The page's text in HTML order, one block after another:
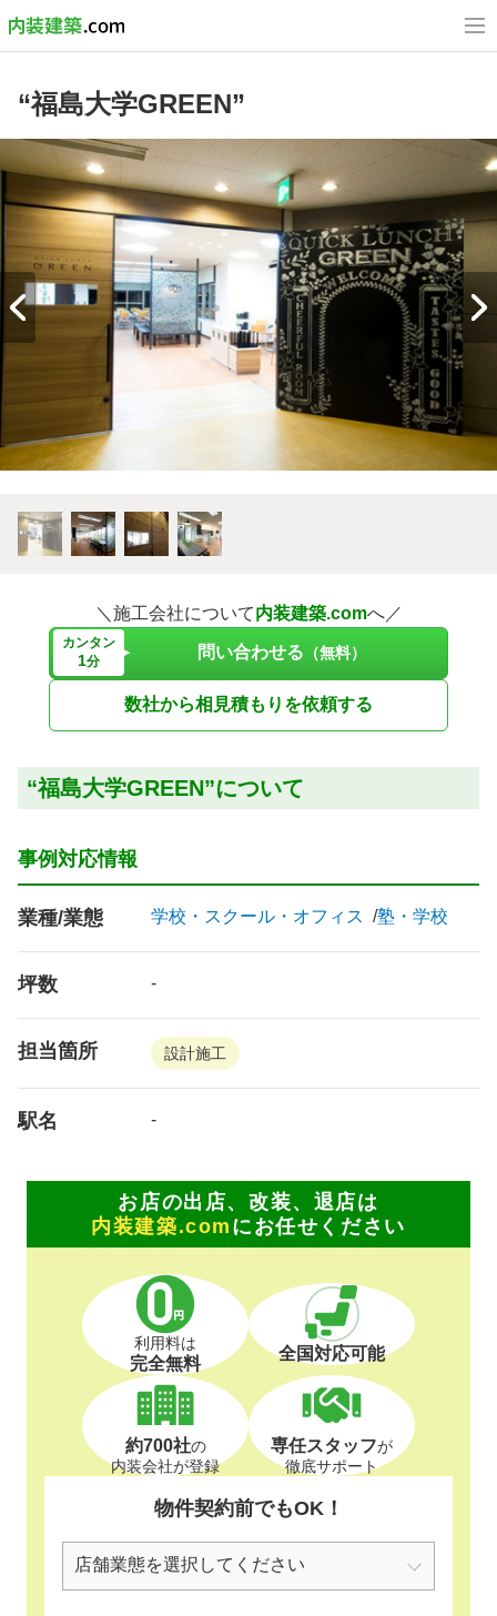
“福島大学GREEN”
＼施工会社について内装建築.comへ／
カンタン
1分 問い合わせる （無料）
数社から相見積もりを依頼する
“福島大学GREEN”について
事例対応情報
業種/業態 学校・スクール・オフィス 塾・学校
坪数 -
担当箇所 設計施工
駅名 -
お店の出店、改装、退店は
内装建築.com にお任せください
利用料は
完全無料 全国対応可能
約700社の
内装会社が登録
専任スタッフが
徹底サポート
物件契約前でもOK！